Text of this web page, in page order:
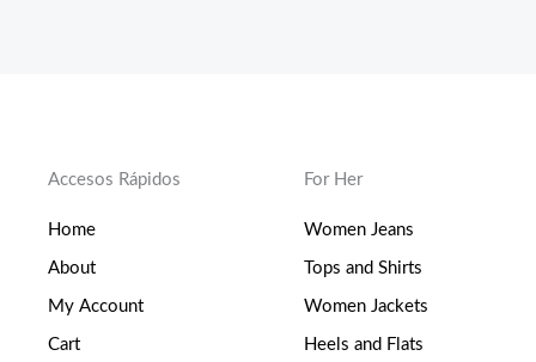
Accesos Rápidos
Home
About
My Account
Cart
For Her
Women Jeans
Tops and Shirts
Women Jackets
Heels and Flats